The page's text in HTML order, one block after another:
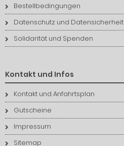
Bestellbedingungen
Datenschutz und Datensicherheit
Solidarität und Spenden
Kontakt und Infos
Kontakt und Anfahrtsplan
Gutscheine
Impressum
Sitemap